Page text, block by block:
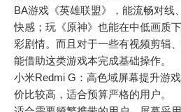
BA游戏《英雄联盟》，能流畅对线
快感；玩《原神》也能在中低画质
彩剧情。而且对于一些有视频剪辑
能借助这类游戏本完成基础操作。
小米Redmi G：高色域屏幕提升游
价比较高，适合预算严格的用户。